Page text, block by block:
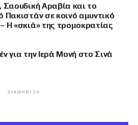
Σαουδική Αραβία και το
Πακιστάν σε κοινό αμυντικό
Η «σκιά» της τρομοκρατίας
για την Ιερά Μονή στο Σινά
ΔΙΑΦΉΜΙΣΗ